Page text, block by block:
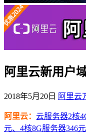
阿里云新用户
2018年5月20日 阿里云
阿里云： 云服务器2核
元、4核8G服务器346